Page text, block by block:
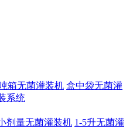
箱无菌灌装机 盒中袋无菌灌
系统
剂量无菌灌装机 1-5升无菌灌